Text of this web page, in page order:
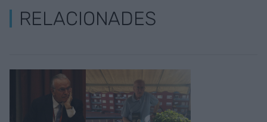
RELACIONADES